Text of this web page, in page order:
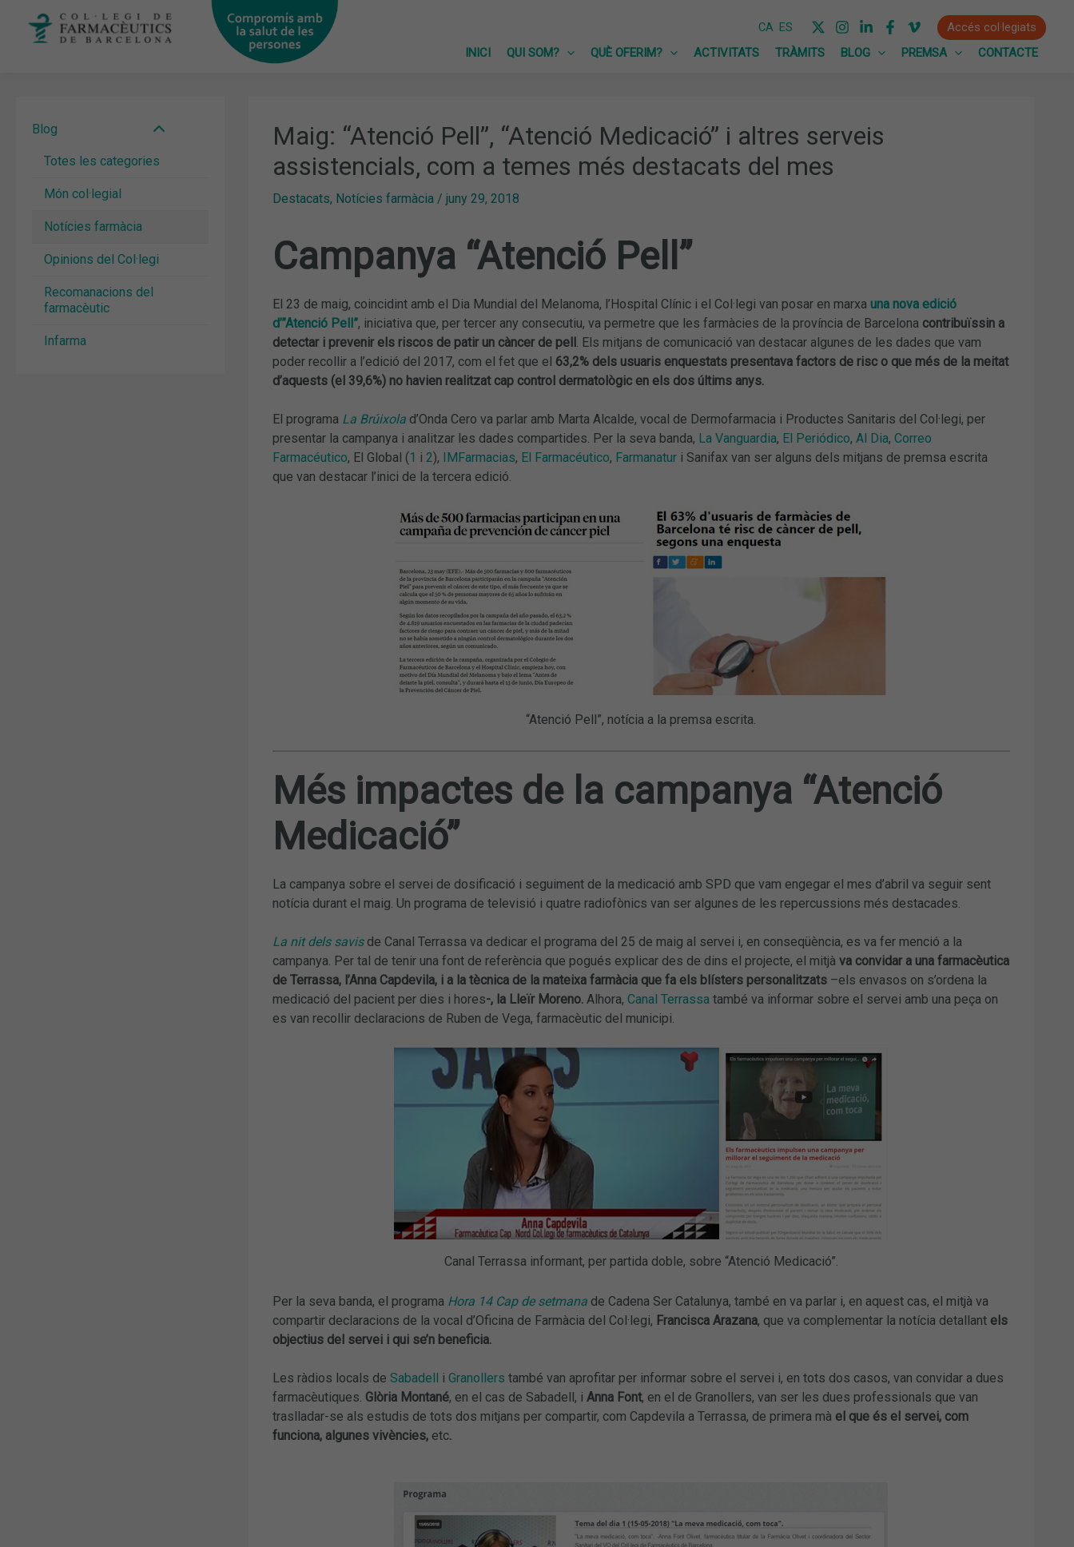
CA ES
Accés col·legiats
INICI
QUI SOM? QUÈ OFERIM? ACTIVITATS TRÀMITS BLOG PREMSA CONTACTE
Blog
Totes les categories
Món col·legial
Notícies farmàcia
Opinions del Col·legi
Recomanacions del
farmacèutic
Infarma
Maig: “Atenció Pell”, “Atenció Medicació” i altres serveis
assistencials, com a temes més destacats del mes
Destacats, Notícies farmàcia/ juny 29, 2018
Campanya “Atenció Pell”
El 23 de maig, coincidint amb el Dia Mundial del Melanoma, l’Hospital Clínic i el Col·legi van posar en marxa una nova edició
d’”Atenció Pell”, iniciativa que, per tercer any consecutiu, va permetre que les farmàcies de la província de Barcelona contribuïssin a
detectar i prevenir els riscos de patir un càncer de pell. Els mitjans de comunicació van destacar algunes de les dades que vam
poder recollir a l’edició del 2017, com el fet que el 63,2% dels usuaris enquestats presentava factors de risc o que més de la meitat
d’aquests (el 39,6%) no havien realitzat cap control dermatològic en els dos últims anys.
El programa La Brúixola d’Onda Cero va parlar amb Marta Alcalde, vocal de Dermofarmacia i Productes Sanitaris del Col·legi, per
presentar la campanya i analitzar les dades compartides. Per la seva banda, La Vanguardia, El Periódico, Al Dia, Correo
Farmacéutico, El Global (1 i 2), IMFarmacias, El Farmacéutico, Farmanaturi Sanifax van ser alguns dels mitjans de premsa escrita
que van destacar l’inici de la tercera edició.
“Atenció Pell”, notícia a la premsa escrita.
Més impactes de la campanya “Atenció
Medicació”
La campanya sobre el servei de dosificació i seguiment de la medicació amb SPD que vam engegar el mes d’abril va seguir sent
notícia durant el maig. Un programa de televisió i quatre radiofònics van ser algunes de les repercussions més destacades.
La nit dels savis de Canal Terrassa va dedicar el programa del 25 de maig al servei i, en conseqüència, es va fer menció a la
campanya. Per tal de tenir una font de referència que pogués explicar des de dins el projecte, el mitjà va convidar a una farmacèutica
de Terrassa, l’Anna Capdevila, i a la tècnica de la mateixa farmàcia que fa els blísters personalitzats –els envasos on s’ordena la
medicació del pacient per dies i hores-, la Lleïr Moreno. Alhora, Canal Terrassatambé va informar sobre el servei amb una peça on
es van recollir declaracions de Ruben de Vega, farmacèutic del municipi.
Canal Terrassa informant, per partida doble, sobre “Atenció Medicació”.
Per la seva banda, el programa Hora 14 Cap de setmanade Cadena Ser Catalunya, també en va parlar i, en aquest cas, el mitjà va
compartir declaracions de la vocal d’Oficina de Farmàcia del Col·legi, Francisca Arazana, que va complementar la notícia detallant els
objectius del servei i qui se’n beneficia.
Les ràdios locals de Sabadell i Granollers també van aprofitar per informar sobre el servei i, en tots dos casos, van convidar a dues
farmacèutiques. Glòria Montané, en el cas de Sabadell, i Anna Font, en el de Granollers, van ser les dues professionals que van
traslladar-se als estudis de tots dos mitjans per compartir, com Capdevila a Terrassa, de primera mà el que és el servei, com
funciona, algunes vivències, etc.